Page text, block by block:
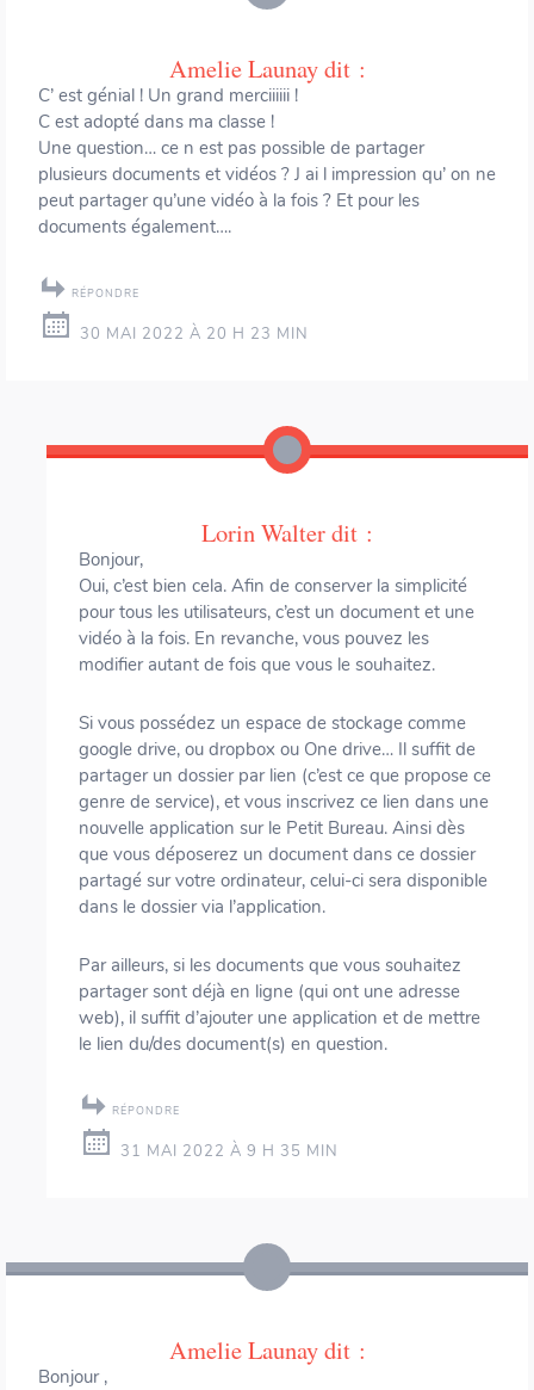
Amelie Launaydit :
C’ est génial ! Un grand merciiiiii !
C est adopté dans ma classe !
Une question… ce n est pas possible de partager
plusieurs documents et vidéos ? J ai l impression qu’ on ne
peut partager qu’une vidéo à la fois ? Et pour les
documents également….
RÉPONDRE
30 MAI 2022 À 20 H 23 MIN
Lorin Walterdit :
Bonjour,
Oui, c’est bien cela. Afin de conserver la simplicité
pour tous les utilisateurs, c’est un document et une
vidéo à la fois. En revanche, vous pouvez les
modifier autant de fois que vous le souhaitez.
Si vous possédez un espace de stockage comme
google drive, ou dropbox ou One drive… Il suffit de
partager un dossier par lien (c’est ce que propose ce
genre de service), et vous inscrivez ce lien dans une
nouvelle application sur le Petit Bureau. Ainsi dès
que vous déposerez un document dans ce dossier
partagé sur votre ordinateur, celui-ci sera disponible
dans le dossier via l’application.
Par ailleurs, si les documents que vous souhaitez
partager sont déjà en ligne (qui ont une adresse
web), il suffit d’ajouter une application et de mettre
le lien du/des document(s) en question.
RÉPONDRE
31 MAI 2022 À 9 H 35 MIN
Amelie Launaydit :
Bonjour ,